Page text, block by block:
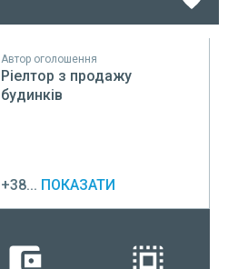
Автор оголошення
Ріелтор з продажу
будинків
+38... ПОКАЗАТИ